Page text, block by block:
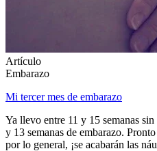
Artículo
Embarazo
Mi tercer mes de embarazo
Ya llevo entre 11 y 15 semanas
y 13 semanas de embarazo.
por lo general, ¡se acabarán las